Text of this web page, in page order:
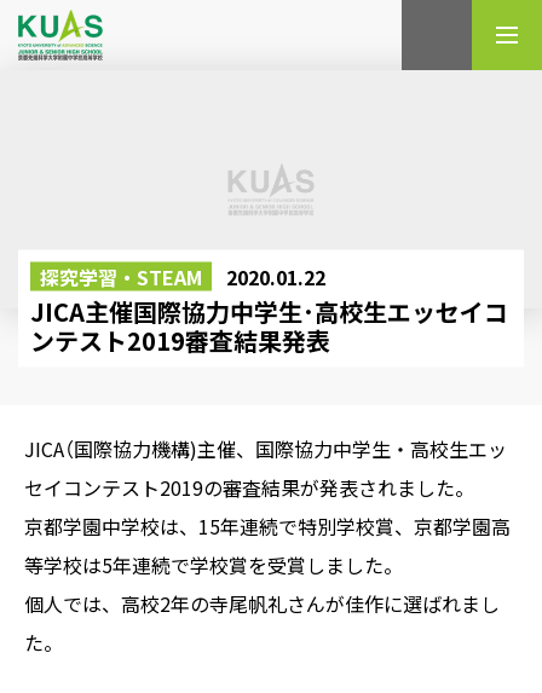
探究学習・STEAM 2020.01.22
JICA主催国際協力中学生･高校生エッセイコ
ンテスト2019審査結果発表
JICA（国際協力機構)主催、国際協力中学生・高校生エッ
セイコンテスト2019の審査結果が発表されました。
京都学園中学校は、15年連続で特別学校賞、京都学園高
等学校は5年連続で学校賞を受賞しました。
個人では、高校2年の寺尾帆礼さんが佳作に選ばれまし
た。